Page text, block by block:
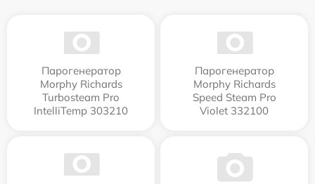
Парогенератор
Morphy Richards
Turbosteam Pro
IntelliTemp 303210
Парогенератор
Morphy Richards
Speed Steam Pro
Violet 332100